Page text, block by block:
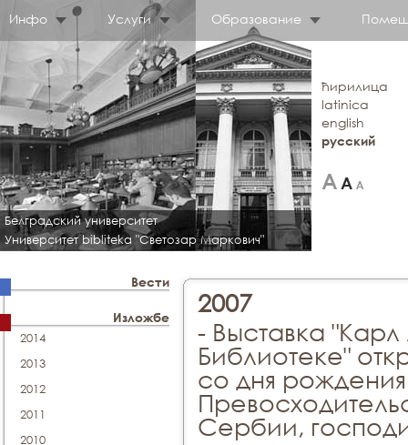
Инфо Услуги Образование
Белградский университет
Университет bibliteka "Светозар Маркович"
ћирилица
latinica
english
русский
Вести
Изложбе
2014
2013
2012
2011
2010
2007
- Выставка
Библиотеке"
со дня
Сербии,